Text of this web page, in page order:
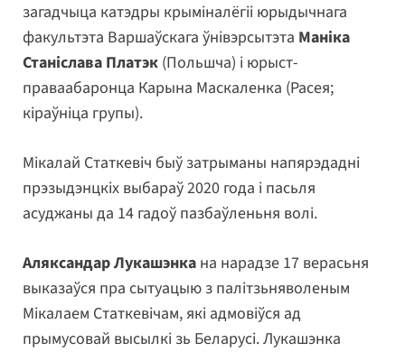
загадчыца катэдры крыміналёгіі юрыдычнага
факультэта Варшаўскага ўнівэрсытэта Маніка
Станіслава Платэк (Польшча) і юрыст-
праваабаронца Карына Маскаленка (Расея;
кіраўніца групы).
Мікалай Статкевіч быў затрыманы напярэдадні
прэзыдэнцкіх выбараў 2020 года і пасьля
асуджаны да 14 гадоў пазбаўленьня волі.
Аляксандар Лукашэнка на нарадзе 17 верасьня
выказаўся пра сытуацыю з палітзьняволеным
Мікалаем Статкевічам, які адмовіўся ад
прымусовай высылкі зь Беларусі. Лукашэнка